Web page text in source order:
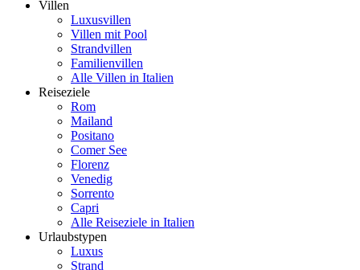
Villen
Luxusvillen
Villen mit Pool
Strandvillen
Familienvillen
Alle Villen in Italien
Reiseziele
Rom
Mailand
Positano
Comer See
Florenz
Venedig
Sorrento
Capri
Alle Reiseziele in Italien
Urlaubstypen
Luxus
Strand